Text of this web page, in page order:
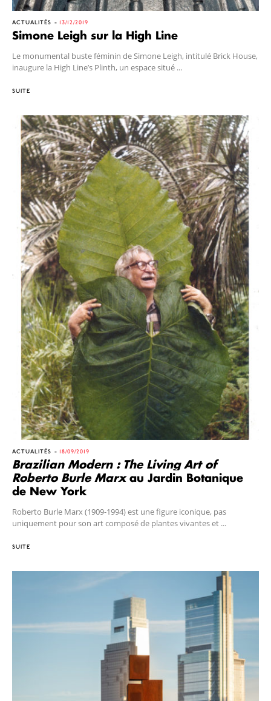
ACTUALITÉS 13/12/2019
Simone Leigh sur la High Line
Le monumental buste féminin de Simone Leigh, intitulé Brick House,
inaugure la High Line’s Plinth, un espace situé ...
SUITE
ACTUALITÉS 18/09/2019
Brazilian Modern : The Living Art of
Roberto Burle Marxau Jardin Botanique
de New York
Roberto Burle Marx (1909-1994) est une figure iconique, pas
uniquement pour son art composé de plantes vivantes et ...
SUITE